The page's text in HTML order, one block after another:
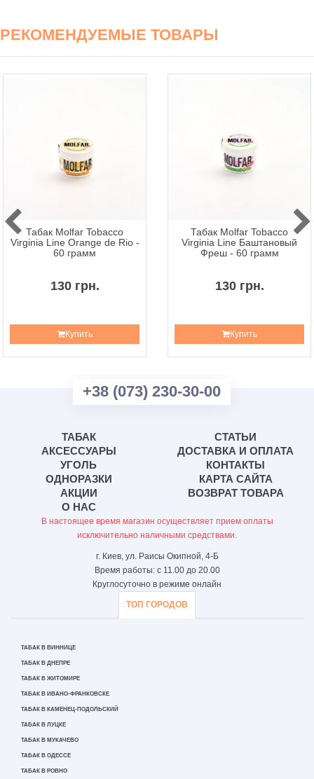
РЕКОМЕНДУЕМЫЕ ТОВАРЫ
Табак Molfar Tobacco
Virginia Line Orange de Rio -
60 грамм
130 грн.
Купить
Табак Molfar Tobacco
Virginia Line Баштановый
Фреш - 60 грамм
130 грн.
Купить
+38 (073) 230-30-00
ТАБАК
АКСЕССУАРЫ
УГОЛЬ
ОДНОРАЗКИ
АКЦИИ
О НАС
СТАТЬИ
ДОСТАВКА И ОПЛАТА
КОНТАКТЫ
КАРТА САЙТА
ВОЗВРАТ ТОВАРА
В настоящее время магазин осуществляет прием оплаты
исключительно наличными средствами.
г. Киев, ул. Раисы Окипной, 4-Б
Время работы: с 11.00 до 20.00
Круглосуточно в режиме онлайн
ТОП ГОРОДОВ
ТАБАК В ВИННИЦЕ
ТАБАК В ДНЕПРЕ
ТАБАК В ЖИТОМИРЕ
ТАБАК В ИВАНО-ФРАНКОВСКЕ
ТАБАК В КАМЕНЕЦ-ПОДОЛЬСКИЙ
ТАБАК В ЛУЦКЕ
ТАБАК В МУКАЧЕВО
ТАБАК В ОДЕССЕ
ТАБАК В РОВНО